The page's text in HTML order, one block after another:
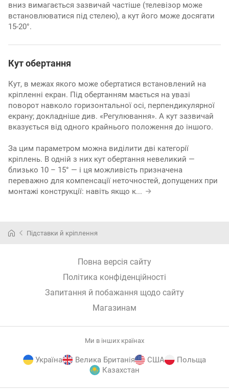
вниз вимагається зазвичай частіше (телевізор може
встановлюватися під стелею), а кут його може досягати
15-20°.
Кут обертання
Кут, в межах якого може обертатися встановлений на
кріпленні екран. Під обертанням мається на увазі
поворот навколо горизонтальної осі, перпендикулярної
екрану; докладніше див. «Регулювання». А кут зазвичай
вказується від одного крайнього положення до іншого.
За цим параметром можна виділити дві категорії
кріплень. В одній з них кут обертання невеликий —
близько 10 – 15° — і ця можливість призначена
переважно для компенсації неточностей, допущених при
монтажі конструкції: навіть якщо к...
Підставки й кріплення
Повна версія сайту
Політика конфіденційності
Запитання й побажання щодо сайту
Магазинам
Ми в інших країнах
Україна Велика Британія США
Польща
Казахстан